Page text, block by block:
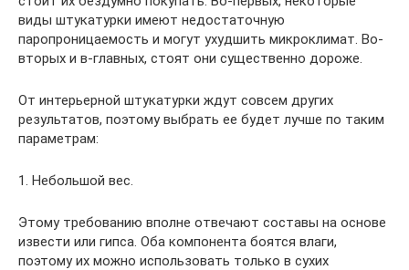
виды штукатурки имеют недостаточную
паропроницаемость и могут ухудшить микроклимат. Во-
вторых и в-главных, стоят они существенно дороже.
От интерьерной штукатурки ждут совсем других
результатов, поэтому выбрать ее будет лучше по таким
параметрам:
1. Небольшой вес.
Этому требованию вполне отвечают составы на основе
извести или гипса. Оба компонента боятся влаги,
поэтому их можно использовать только в сухих